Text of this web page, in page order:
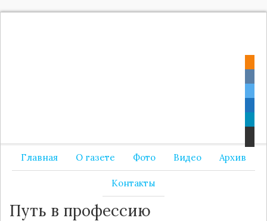
Главная О газете Фото Видео Архив
Контакты
Путь в профессию